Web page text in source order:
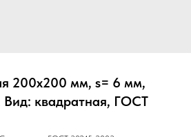
200х200 мм, s= 6 мм,
квадратная, ГОСТ